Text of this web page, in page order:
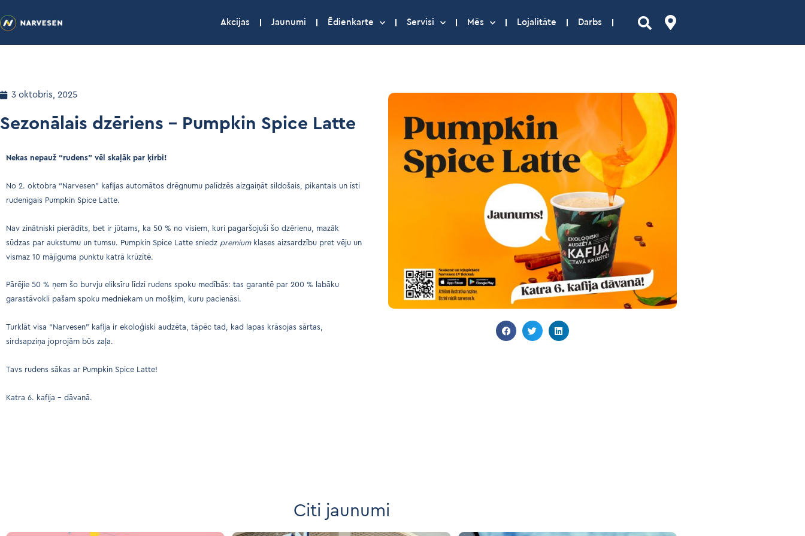
Akcijas Jaunumi Ēdienkarte Servisi Mēs Lojalitāte Darbs
3 oktobris, 2025
Sezonālais dzēriens – Pumpkin Spice Latte
Nekas nepauž “rudens” vēl skaļāk par ķirbi!
No 2. oktobra “Narvesen” kafijas automātos drēgnumu palīdzēs aizgaiņāt sildošais, pikantais un īsti
rudenīgais Pumpkin Spice Latte.
Nav zinātniski pierādīts, bet ir jūtams, ka 50 % no visiem, kuri pagaršojuši šo dzērienu, mazāk
sūdzas par aukstumu un tumsu. Pumpkin Spice Latte sniedz premiumklases aizsardzību pret vēju un
vismaz 10 mājīguma punktu katrā krūzītē.
Pārējie 50 % ņem šo burvju eliksīru līdzi rudens spoku medībās: tas garantē par 200 % labāku
garastāvokli pašam spoku medniekam un mošķim, kuru pacienāsi.
Turklāt visa “Narvesen” kafija ir ekoloģiski audzēta, tāpēc tad, kad lapas krāsojas sārtas,
sirdsapziņa joprojām būs zaļa.
Tavs rudens sākas ar Pumpkin Spice Latte!
Katra 6. kafija – dāvanā.
Citi jaunumi